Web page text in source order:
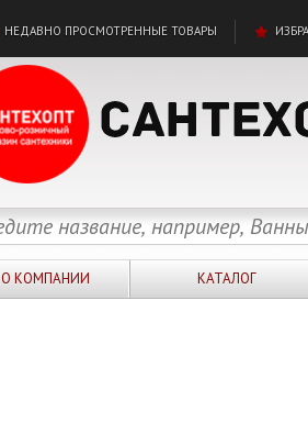
НЕДАВНО ПРОСМОТРЕННЫЕ ТОВАРЫ
О КОМПАНИИ КАТАЛОГ